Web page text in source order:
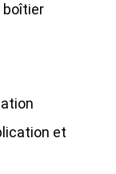
boîtier
et